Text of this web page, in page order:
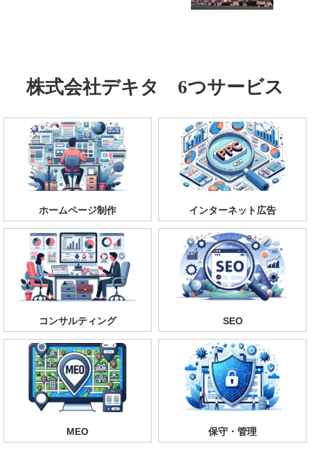
株式会社デキタ 6つサービス
ホームページ制作 インターネット広告
コンサルティング SEO
MEO 保守・管理